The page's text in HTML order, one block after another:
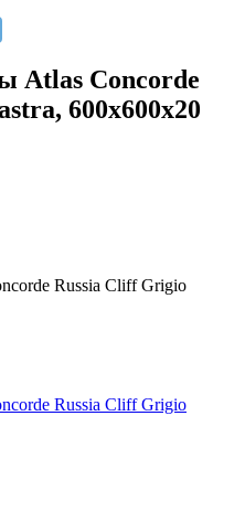
Atlas Concorde
600х600х20
Russia Cliff Grigio